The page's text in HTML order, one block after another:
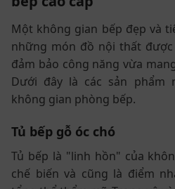
Một không gian bếp đẹp và
những món đồ nội thất
đảm bảo công năng vừa
Dưới đây là các sản phẩm
không gian phòng bếp.
Tủ bếp gỗ óc chó
Tủ bếp là "linh hồn" của
chế biến và cũng là điểm